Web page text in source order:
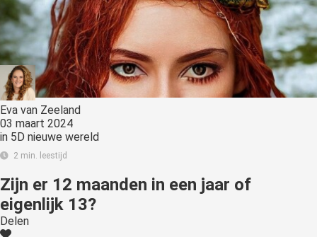
Eva van Zeeland
03 maart 2024
in 5D nieuwe wereld
2 min. leestijd
Zijn er 12 maanden in een jaar of
eigenlijk 13?
Delen